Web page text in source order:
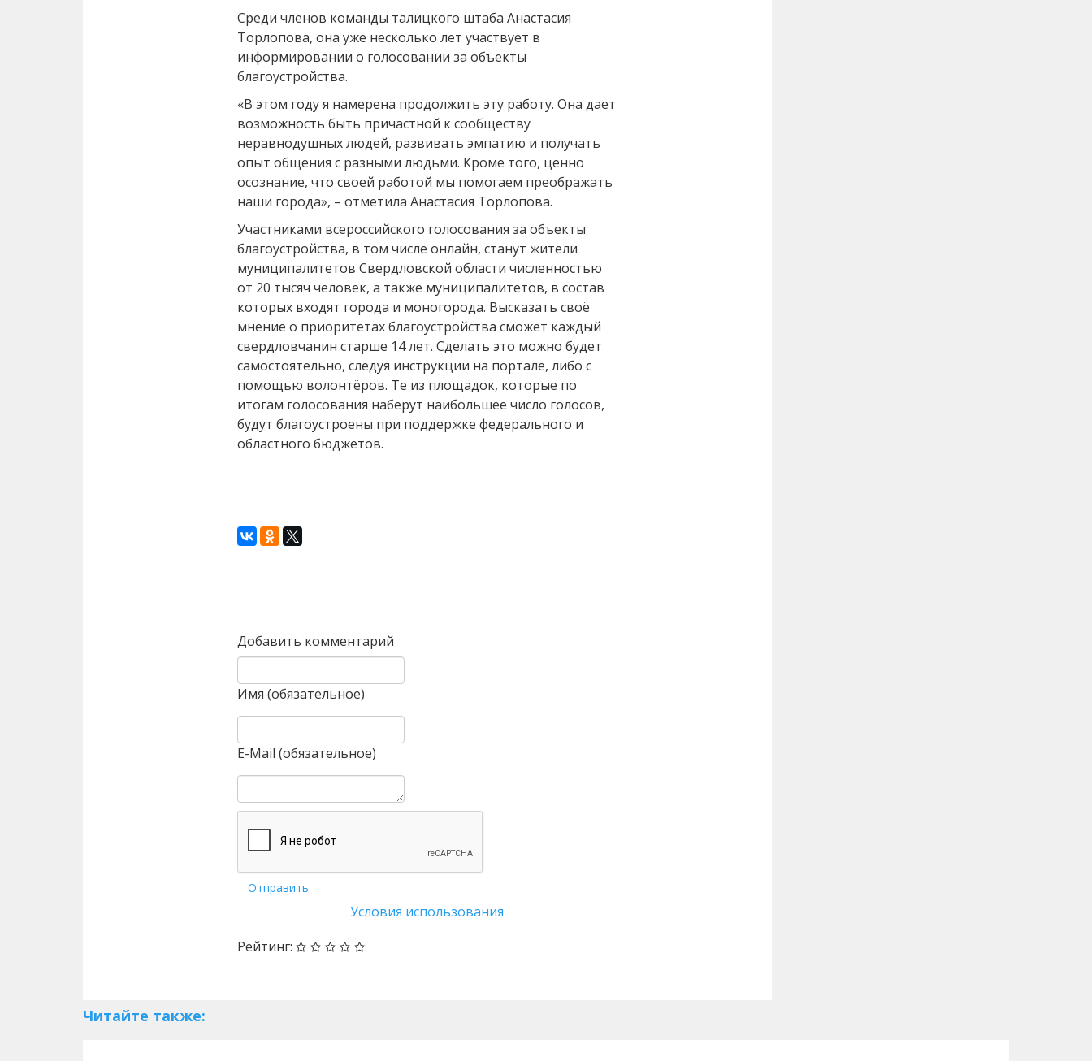
Среди членов команды талицкого штаба Анастасия
Торлопова, она уже несколько лет участвует в
информировании о голосовании за объекты
благоустройства.
«В этом году я намерена продолжить эту работу. Она дает
возможность быть причастной к сообществу
неравнодушных людей, развивать эмпатию и получать
опыт общения с разными людьми. Кроме того, ценно
осознание, что своей работой мы помогаем преображать
наши города», – отметила Анастасия Торлопова.
Участниками всероссийского голосования за объекты
благоустройства, в том числе онлайн, станут жители
муниципалитетов Свердловской области численностью
от 20 тысяч человек, а также муниципалитетов, в состав
которых входят города и моногорода. Высказать своё
мнение о приоритетах благоустройства сможет каждый
свердловчанин старше 14 лет. Сделать это можно будет
самостоятельно, следуя инструкции на портале, либо с
помощью волонтёров. Те из площадок, которые по
итогам голосования наберут наибольшее число голосов,
будут благоустроены при поддержке федерального и
областного бюджетов.
Добавить комментарий
Имя (обязательное)
E-Mail (обязательное)
Отправить
Условия использования
Рейтинг:
Читайте также: